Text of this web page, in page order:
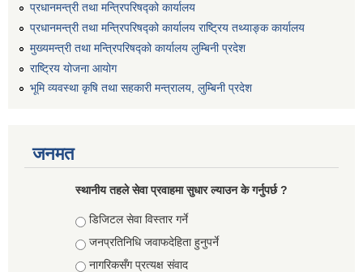
प्रधानमन्त्री तथा मन्त्रिपरिषद्को कार्यालय
प्रधानमन्त्री तथा मन्त्रिपरिषद्को कार्यालय राष्ट्रिय तथ्याङ्क कार्यालय
मुख्यमन्त्री तथा मन्त्रिपरिषद्को कार्यालय लुम्बिनी प्रदेश
राष्ट्रिय योजना आयोग
भूमि व्यवस्था कृषि तथा सहकारी मन्त्रालय, लुम्बिनी प्रदेश
जनमत
स्थानीय तहले सेवा प्रवाहमा सुधार ल्याउन के गर्नुपर्छ ?
Choices
डिजिटल सेवा विस्तार गर्ने
जनप्रतिनिधि जवाफदेहिता हुनुपर्ने
नागरिकसँग प्रत्यक्ष संवाद